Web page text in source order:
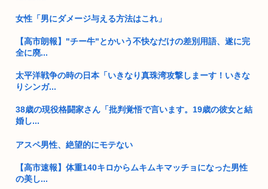
女性「男にダメージ与える方法はこれ」
【高市朗報】"チー牛"とかいう不快なだけの差別用語、遂に完
全に廃...
太平洋戦争の時の日本「いきなり真珠湾攻撃しまーす！いきな
りシンガ...
38歳の現役格闘家さん「批判覚悟で言います。19歳の彼女と結
婚し...
アスペ男性、絶望的にモテない
【高市速報】体重140キロからムキムキマッチョになった男性
の美し...